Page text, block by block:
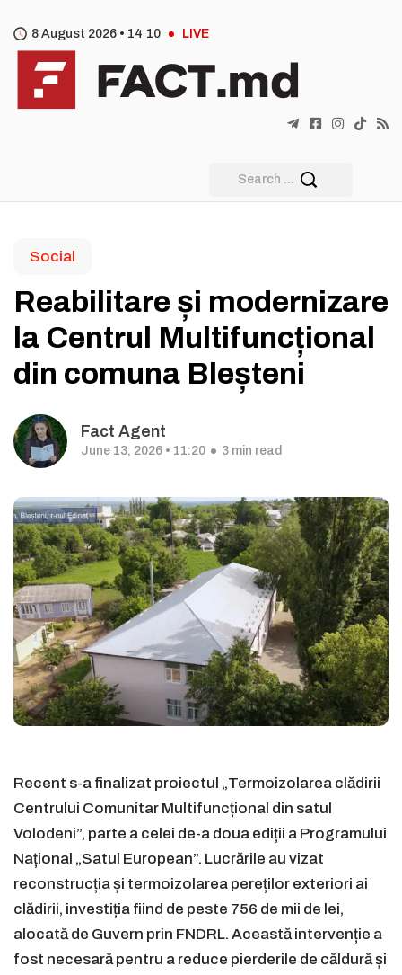
8 August 2026 • 14 10 LIVE
Social
Reabilitare și modernizare
la Centrul Multifuncțional
din comuna Bleșteni
Fact Agent
June 13, 2026 • 11:20 3 min read
Recent s-a finalizat proiectul „Termoizolarea clădirii
Centrului Comunitar Multifuncțional din satul
Volodeni”, parte a celei de-a doua ediții a Programului
Național „Satul European”. Lucrările au vizat
reconstrucția și termoizolarea pereților exteriori ai
clădirii, investiția fiind de peste 756 de mii de lei,
alocată de Guvern prin FNDRL. Această intervenție a
fost necesară pentru a reduce pierderile de căldură și